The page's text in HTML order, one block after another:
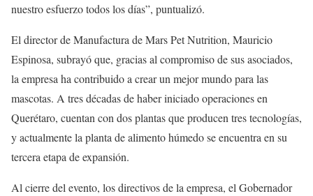
nuestro esfuerzo todos los días”, puntualizó.
El director de Manufactura de Mars Pet Nutrition, Mauricio
Espinosa, subrayó que, gracias al compromiso de sus asociados,
la empresa ha contribuido a crear un mejor mundo para las
mascotas. A tres décadas de haber iniciado operaciones en
Querétaro, cuentan con dos plantas que producen tres tecnologías,
y actualmente la planta de alimento húmedo se encuentra en su
tercera etapa de expansión.
Al cierre del evento, los directivos de la empresa, el Gobernador